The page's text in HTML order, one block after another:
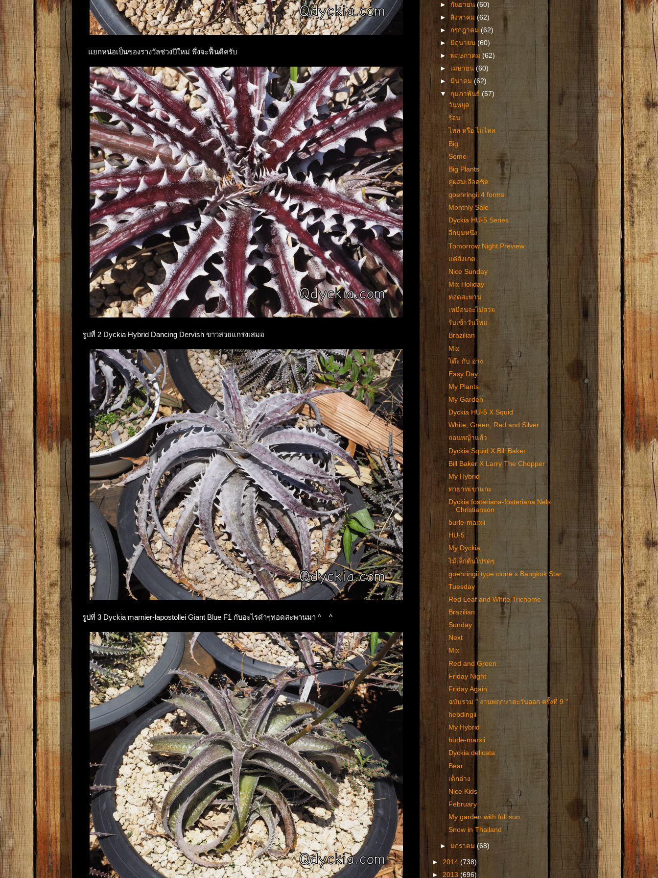
แยกหน่อเป็นของรางวัลช่วงปีใหม่ พึ่งจะฟื้นดีครับ
รูปที่ 2 Dyckia Hybrid Dancing Dervish ขาวสวยแกร่งเสมอ
รูปที่ 3 Dyckia marnier-lapostollei Giant Blue F1 กับอะไรดำๆทอดสะพานมา ^__^
► กันยายน(60)
►สิงหาคม(62)
► กรกฎาคม (62)
►มิถุนายน(60)
►พฤษภาคม(62)
► เมษายน(60)
►มีนาคม(62)
▼ กุมภาพันธ์ (57)
วันหยุด
ร้อน
ไหล หรือ ไม่ไหล
Big
Some
Big Plants
คู่ผสมเลือดชิด
goehringii 4 forms
Monthly Sale
Dyckia HU-5 Series
อีกมุมหนึ่ง
Tomorrow Night Preview
แค่สังเกต
Nice Sunday
Mix Holiday
ทอดสะพาน
เหมือนจะไม่สวย
รับเช้าวันใหม่
Brazilian
Mix
โต๊ะ กับ อ่าง
Easy Day
My Plants
My Garden
Dyckia HU-5 X Squid
White, Green, Red and Silver
ถอนหญ้าแล้ว
Dyckia Squid X Bill Baker
Bill Baker X Larry The Chopper
My Hybrid
ทายาทเขาแกะ
Dyckia fosteriana-fosteriana Nels
Christianson
burle-marxii
HU-5
My Dyckia
ไม้เล็กต้นโปรดๆ
goehringii type clone x Bangkok Star
Tuesday
Red Leaf and White Trichome
Brazilian
Sunday
Next
Mix
Red and Green
Friday Night
Friday Again
ฉบับรวม " งานพฤกษาตะวันออก ครั้งที่ 9 "
hebdingii
My Hybrid
burle-marxii
Dyckia delicata
Bear
เด็กอ่าง
Nice Kids
February
My garden with full sun.
Snow in Thailand
►มกราคม(68)
► 2014 (738)
► 2013 (696)